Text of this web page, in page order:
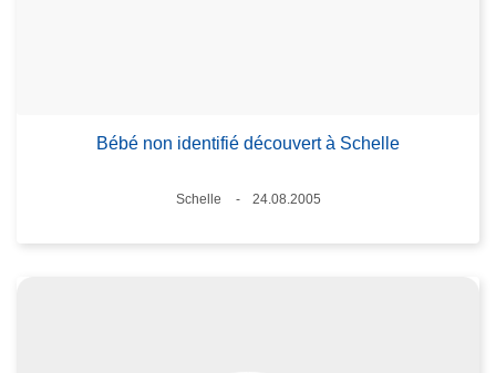
Bébé non identifié découvert à Schelle
Lieux
Schelle
24.08.2005